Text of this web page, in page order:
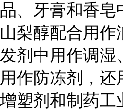
品、牙膏和香皂
山梨醇配合用作
发剂中用作调湿
用作防冻剂，还
增塑剂和制药工